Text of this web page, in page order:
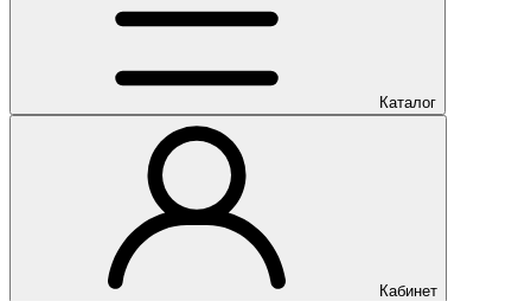
Каталог
Кабинет